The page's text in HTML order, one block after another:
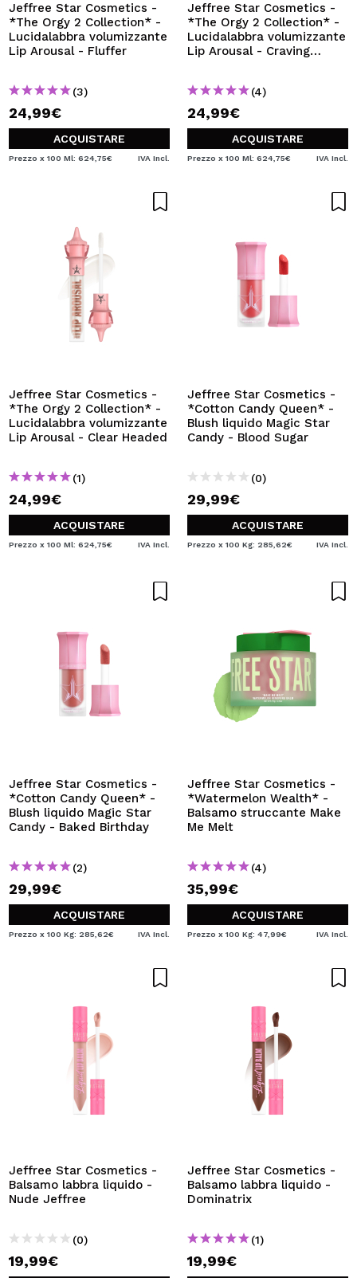
Jeffree Star Cosmetics -
*The Orgy 2 Collection* -
Lucidalabbra volumizzante
Lip Arousal - Fluffer
(3)
24,99€
ACQUISTARE
Prezzo x 100 Ml: 624,75€ IVA Incl.
Jeffree Star Cosmetics -
*The Orgy 2 Collection* -
Lucidalabbra volumizzante
Lip Arousal - Craving
(4)
24,99€
ACQUISTARE
Prezzo x 100 Ml: 624,75€ IVA Incl.
Jeffree Star Cosmetics -
*The Orgy 2 Collection* -
Lucidalabbra volumizzante
Lip Arousal - Clear Headed
(1)
24,99€
ACQUISTARE
Prezzo x 100 Ml: 624,75€ IVA Incl.
Jeffree Star Cosmetics -
*Cotton Candy Queen* -
Blush liquido Magic Star
Candy - Blood Sugar
(0)
29,99€
ACQUISTARE
Prezzo x 100 Kg: 285,62€ IVA Incl.
Jeffree Star Cosmetics -
*Cotton Candy Queen* -
Blush liquido Magic Star
Candy - Baked Birthday
(2)
29,99€
ACQUISTARE
Prezzo x 100 Kg: 285,62€ IVA Incl.
Jeffree Star Cosmetics -
*Watermelon Wealth* -
Balsamo struccante Make
Me Melt
(4)
35,99€
ACQUISTARE
Prezzo x 100 Kg: 47,99€ IVA Incl.
Jeffree Star Cosmetics -
Balsamo labbra liquido -
Nude Jeffree
(0)
19,99€
Jeffree Star Cosmetics -
Balsamo labbra liquido -
Dominatrix
(1)
19,99€